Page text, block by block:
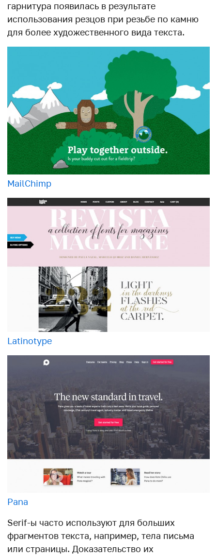
гарнитура появилась в результате
использования резцов при резьбе по камню
для более художественного вида текста.
MailChimp
Latinotype
Pana
Serif-ы часто используют для больших
фрагментов текста, например, тела письма
или страницы. Доказательство их